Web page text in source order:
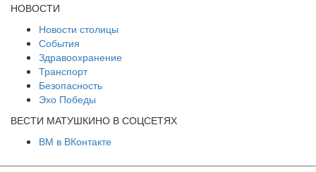
НОВОСТИ
Новости столицы
События
Здравоохранение
Транспорт
Безопасность
Эхо Победы
ВЕСТИ МАТУШКИНО В СОЦСЕТЯХ
ВМ в ВКонтакте